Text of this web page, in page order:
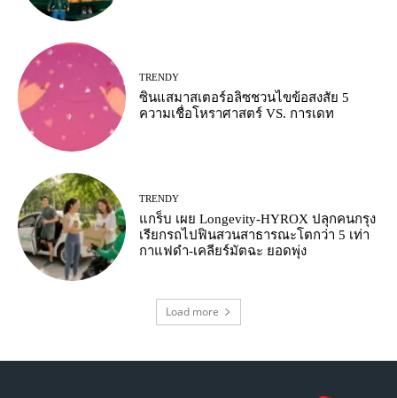
TRENDY
ซินแสมาสเตอร์อลิซชวนไขข้อสงสัย 5
ความเชื่อโหราศาสตร์ VS. การเดท
TRENDY
แกร็บ เผย Longevity-HYROX ปลุกคนกรุง
เรียกรถไปฟินสวนสาธารณะโตกว่า 5 เท่า
กาแฟดำ-เคลียร์มัตฉะ ยอดพุ่ง
Load more